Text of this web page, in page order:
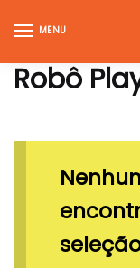
to
to
MENU
Robô